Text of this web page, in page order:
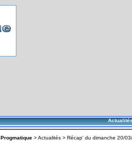
Progmatique >Actualités > Récap' du dimanche 20/